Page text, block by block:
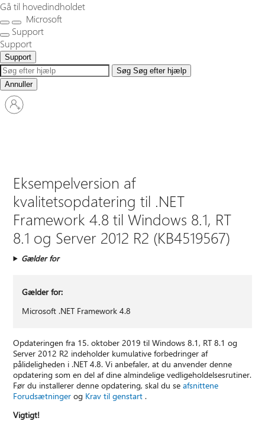
Gå til hovedindholdet
Microsoft
Support
Support
Support
Søg Søg efter hjælp
Annuller
Log
på
Eksempelversion af
kvalitetsopdatering til .NET
Framework 4.8 til Windows 8.1, RT
8.1 og Server 2012 R2 (KB4519567)
Gælder for
Gælder for:
Microsoft .NET Framework 4.8
Opdateringen fra 15. oktober 2019 til Windows 8.1, RT 8.1 og
Server 2012 R2 indeholder kumulative forbedringer af
pålideligheden i .NET 4.8. Vi anbefaler, at du anvender denne
opdatering som en del af dine almindelige vedligeholdelsesrutiner.
Før du installerer denne opdatering, skal du seafsnittene
Forudsætninger og Krav til genstart .
Vigtigt!